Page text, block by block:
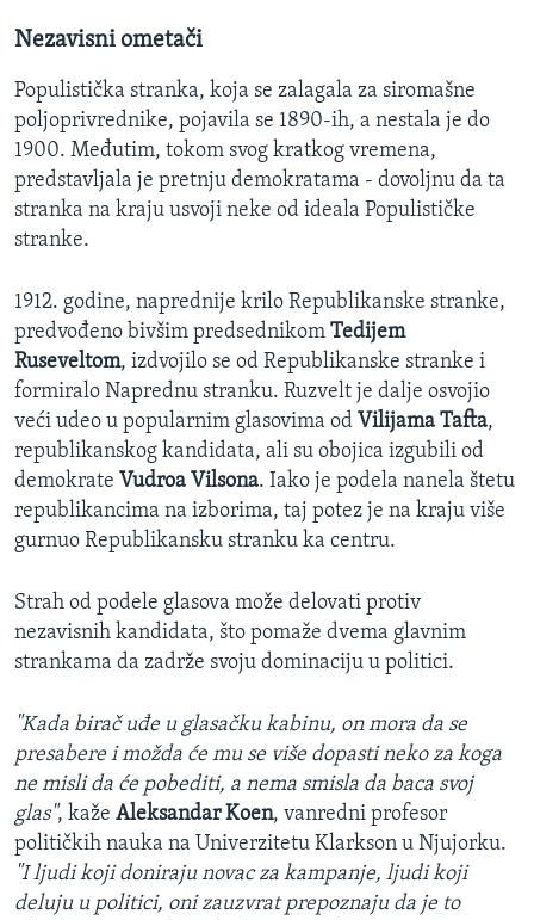
Nezavisni ometači
Populistička stranka, koja se zalagala za siromašne
poljoprivrednike, pojavila se 1890-ih, a nestala je do
1900. Međutim, tokom svog kratkog vremena,
predstavljala je pretnju demokratama - dovoljnu da ta
stranka na kraju usvoji neke od ideala Populističke
stranke.
1912. godine, naprednije krilo Republikanske stranke,
predvođeno bivšim predsednikom Tedijem
Ruseveltom, izdvojilo se od Republikanske stranke i
formiralo Naprednu stranku. Ruzvelt je dalje osvojio
veći udeo u popularnim glasovima od Vilijama Tafta,
republikanskog kandidata, ali su obojica izgubili od
demokrate Vudroa Vilsona. Iako je podela nanela štetu
republikancima na izborima, taj potez je na kraju više
gurnuo Republikansku stranku ka centru.
Strah od podele glasova može delovati protiv
nezavisnih kandidata, što pomaže dvema glavnim
strankama da zadrže svoju dominaciju u politici.
"Kada birač uđe u glasačku kabinu, on mora da se
presabere i možda će mu se više dopasti neko za koga
ne misli da će pobediti, a nema smisla da baca svoj
glas", kaže Aleksandar Koen, vanredni profesor
političkih nauka na Univerzitetu Klarkson u Njujorku.
"I ljudi koji doniraju novac za kampanje, ljudi koji
deluju u politici, oni zauzvrat prepoznaju da je to